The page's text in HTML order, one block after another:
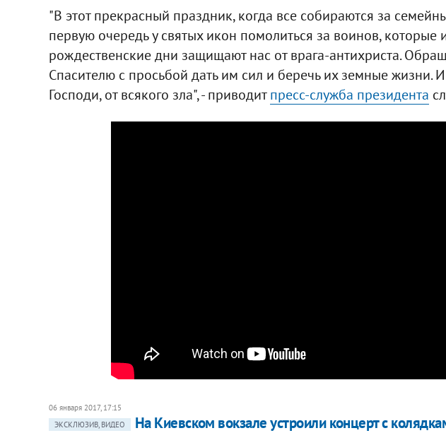
"В этот прекрасный праздник, когда все собираются за
первую очередь у святых икон помолиться за воинов, которые
рождественские дни защищают нас от врага-антихриста.
Спасителю с просьбой дать им сил и беречь их земные жизни.
Господи, от всякого зла", - приводитпресс-служба президента
06 января 2017, 17:15
ЭКСКЛЮЗИВ, ВИДЕО
​На Киевском вокзале устроили концерт с